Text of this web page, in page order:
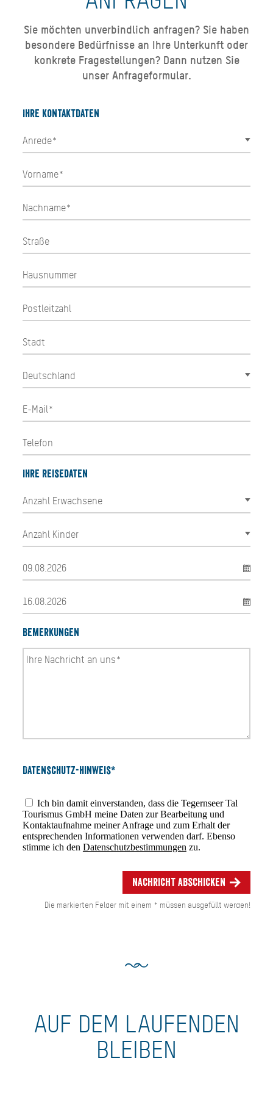
Sie möchten unverbindlich anfragen? Sie haben
besondere Bedürfnisse an Ihre Unterkunft oder
konkrete Fragestellungen? Dann nutzen Sie
unser Anfrageformular.
Ihre Kontaktdaten
Ihre Reisedaten
Bemerkungen
Datenschutz-Hinweis*
Ich bin damit einverstanden, dass die Tegernseer Tal
Tourismus GmbH meine Daten zur Bearbeitung und
Kontaktaufnahme meiner Anfrage und zum Erhalt der
entsprechenden Informationen verwenden darf. Ebenso
stimme ich den Datenschutzbestimmungen zu.
Nachricht abschicken
Die markierten Felder mit einem * müssen ausgefüllt werden!
AUF DEM LAUFENDEN
BLEIBEN